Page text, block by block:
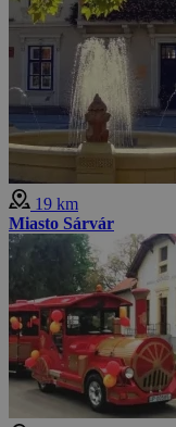
19 km
Miasto Sárvár